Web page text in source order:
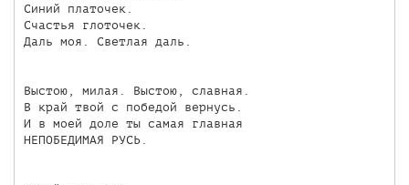
Синий платочек.
Счастья глоточек.
Даль моя. Светлая даль.
Выстою, милая. Выстою, славная.
В край твой с победой вернусь.
И в моей доле ты самая главная
НЕПОБЕДИМАЯ РУСЬ.